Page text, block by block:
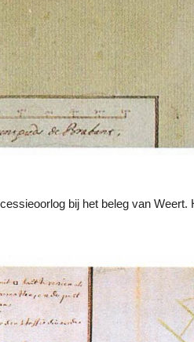
bij het beleg van